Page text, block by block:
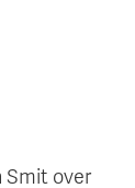
Smit over